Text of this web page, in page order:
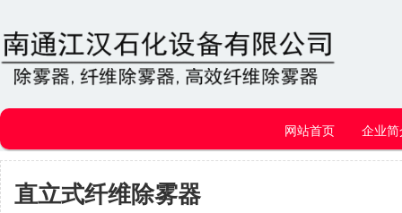
网站首页 企业简
直立式纤维除雾器